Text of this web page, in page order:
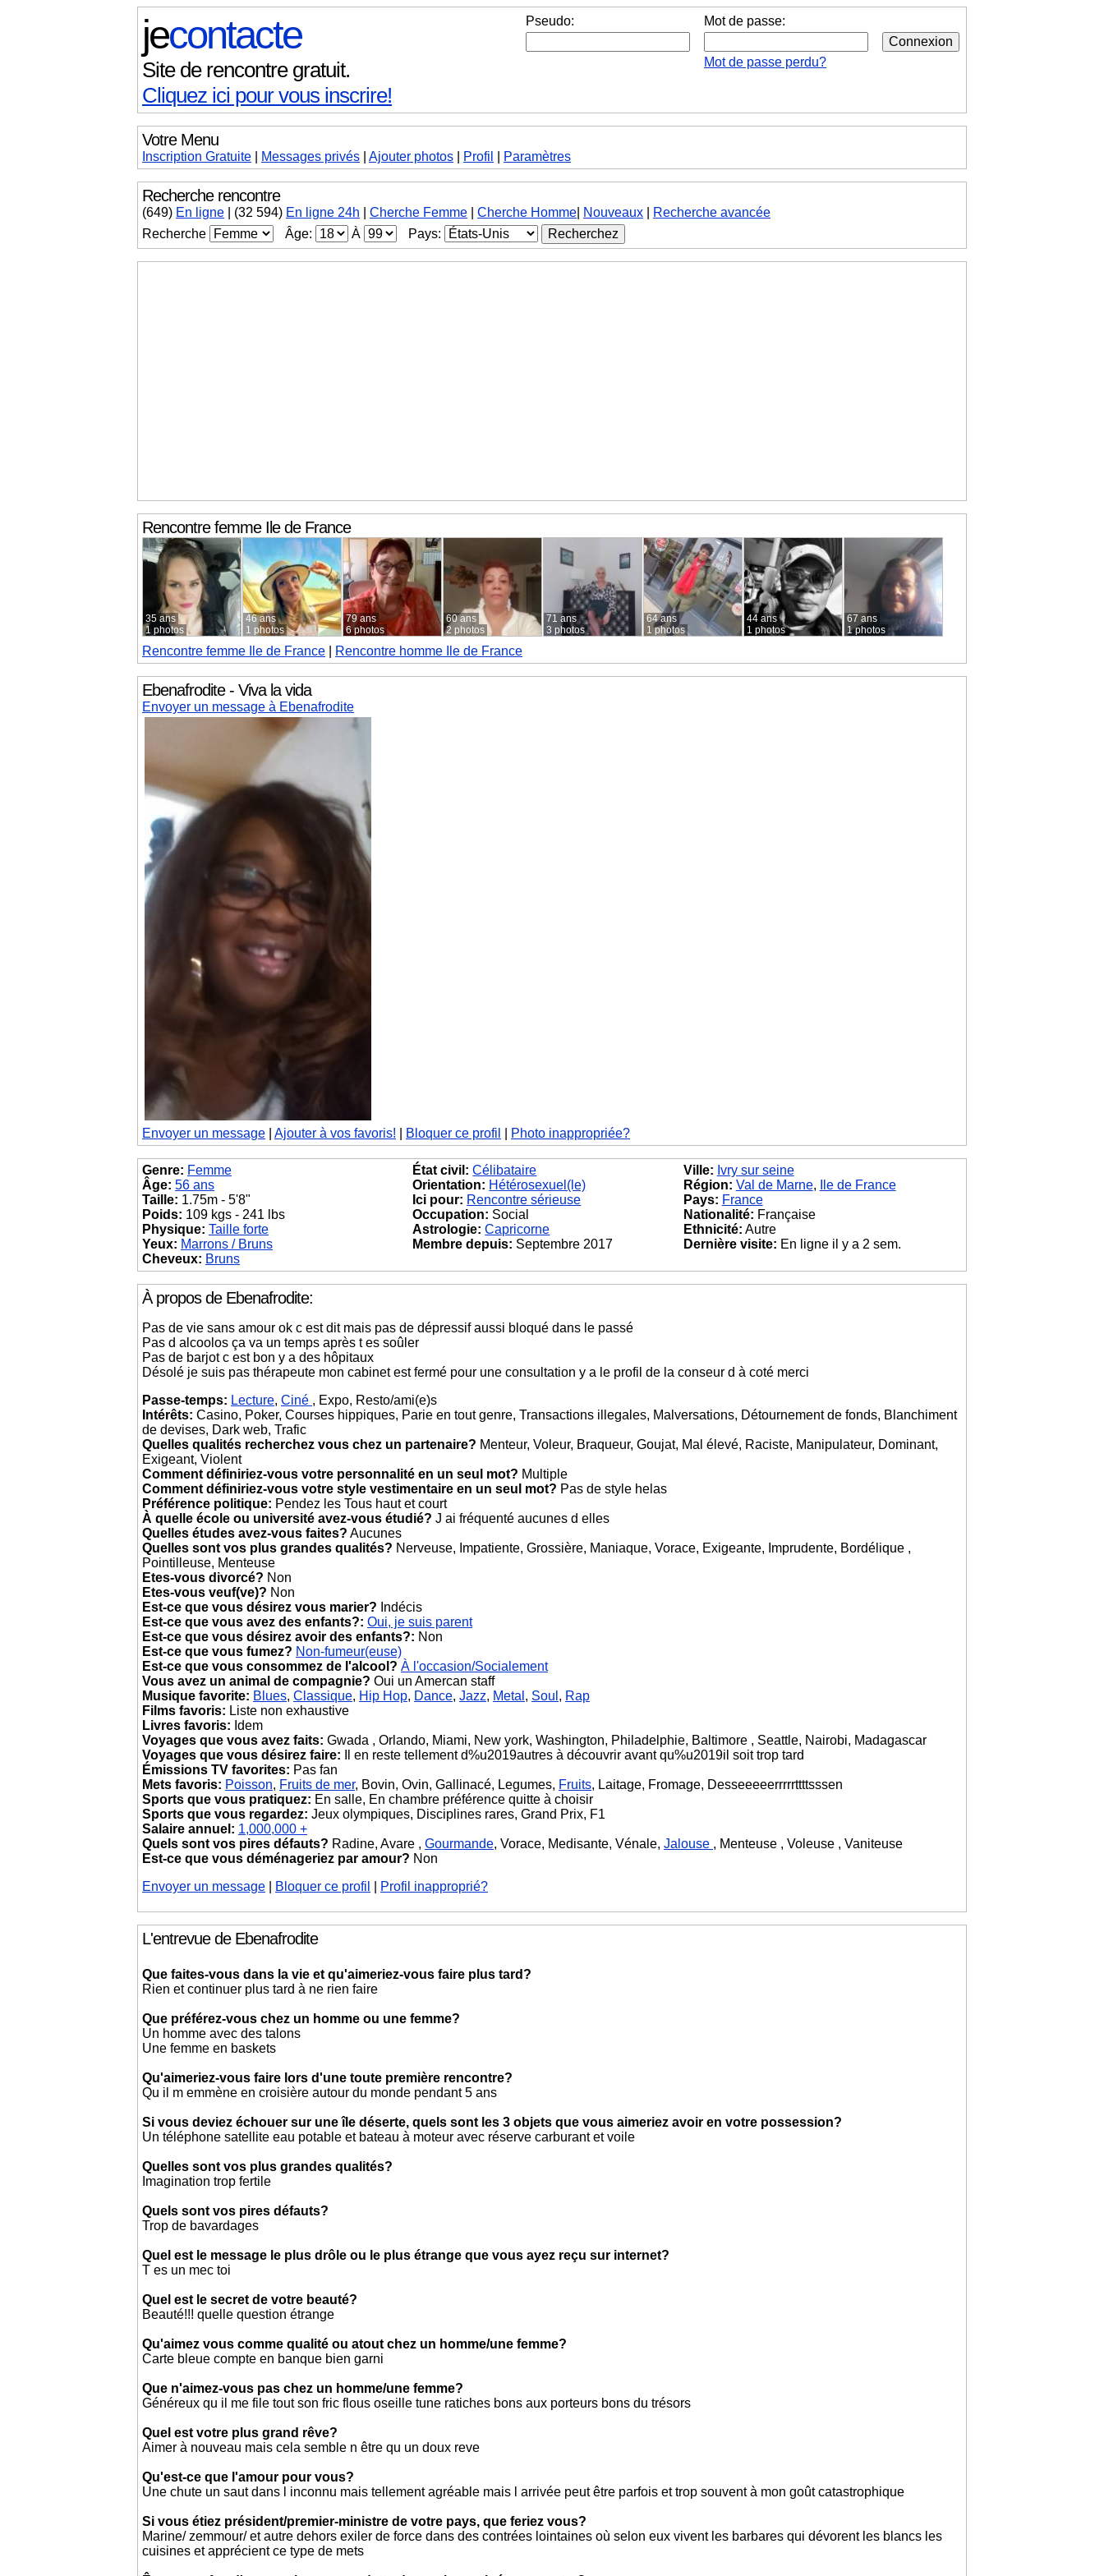
Pseudo: Mot de passe:
Mot de passe perdu?
jecontacte
Site de rencontre gratuit.
Cliquez ici pour vous inscrire!
Votre Menu
Inscription Gratuite Messages privés Ajouter photos Profil Paramètres
Recherche rencontre
(649) En ligne (32 594) En ligne 24h Cherche Femme Cherche Homme Nouveaux
Recherche avancée
Recherche
Âge: À Pays:
Rencontre femmeIle de France
35 ans
1 photos
46 ans
1 photos
79 ans
6 photos
60 ans
2 photos
71 ans
3 photos
64 ans
1 photos
44 ans
1 photos
67 ans
1 photos
Rencontre femme Ile de France Rencontre homme Ile de France
Ebenafrodite - Viva la vida
Envoyer un message à Ebenafrodite
Envoyer un message Ajouter à vos favoris! Bloquer ce profil Photo inappropriée?
Genre: Femme
Âge: 56 ans
Taille: 1.75m - 5'8"
Poids: 109 kgs - 241 lbs
Physique: Taille forte
Yeux: Marrons / Bruns
Cheveux: Bruns
État civil: Célibataire
Orientation: Hétérosexuel(le)
Ici pour: Rencontre sérieuse
Occupation: Social
Astrologie: Capricorne
Membre depuis: Septembre 2017
Ville: Ivry sur seine
Région: Val de Marne,
Ile de France
Pays: France
Nationalité: Française
Ethnicité: Autre
Dernière visite: En ligne il y a 2 sem.
À propos de Ebenafrodite:
Pas de vie sans amour ok c est dit mais pas de dépressif aussi bloqué dans le passé
Pas d alcoolos ça va un temps après t es soûler
Pas de barjot c est bon y a des hôpitaux
Désolé je suis pas thérapeute mon cabinet est fermé pour une consultation y a le profil de la conseur d à coté merci
Passe-temps: Lecture, Ciné , Expo, Resto/ami(e)s
Intérêts: Casino, Poker, Courses hippiques, Parie en tout genre, Transactions illegales, Malversations, Détournement de fonds, Blanchiment
de devises, Dark web, Trafic
Quelles qualités recherchez vous chez un partenaire? Menteur, Voleur, Braqueur, Goujat, Mal élevé, Raciste, Manipulateur, Dominant,
Exigeant, Violent
Comment définiriez-vous votre personnalité en un seul mot? Multiple
Comment définiriez-vous votre style vestimentaire en un seul mot? Pas de style helas
Préférence politique: Pendez les Tous haut et court
À quelle école ou université avez-vous étudié? J ai fréquenté aucunes d elles
Quelles études avez-vous faites? Aucunes
Quelles sont vos plus grandes qualités? Nerveuse, Impatiente, Grossière, Maniaque, Vorace, Exigeante, Imprudente, Bordélique ,
Pointilleuse, Menteuse
Etes-vous divorcé? Non
Etes-vous veuf(ve)? Non
Est-ce que vous désirez vous marier? Indécis
Est-ce que vous avez des enfants?: Oui, je suis parent
Est-ce que vous désirez avoir des enfants?: Non
Est-ce que vous fumez? Non-fumeur(euse)
Est-ce que vous consommez de l'alcool? À l'occasion/Socialement
Vous avez un animal de compagnie? Oui un Amercan staff
Musique favorite: Blues, Classique, Hip Hop, Dance, Jazz, Metal , Soul , Rap
Films favoris: Liste non exhaustive
Livres favoris: Idem
Voyages que vous avez faits: Gwada , Orlando, Miami, New york, Washington, Philadelphie, Baltimore , Seattle, Nairobi, Madagascar
Voyages que vous désirez faire: Il en reste tellement d%u2019autres à découvrir avant qu%u2019il soit trop tard
Émissions TV favorites: Pas fan
Mets favoris: Poisson, Fruits de mer, Bovin, Ovin, Gallinacé, Legumes, Fruits, Laitage, Fromage, Desseeeeerrrrrttttsssen
Sports que vous pratiquez: En salle, En chambre préférence quitte à choisir
Sports que vous regardez: Jeux olympiques, Disciplines rares, Grand Prix, F1
Salaire annuel: 1,000,000 +
Quels sont vos pires défauts? Radine, Avare , Gourmande, Vorace, Medisante, Vénale, Jalouse , Menteuse , Voleuse , Vaniteuse
Est-ce que vous déménageriez par amour? Non
Envoyer un message
Bloquer ce profil Profil inapproprié?
L'entrevue de Ebenafrodite
Que faites-vous dans la vie et qu'aimeriez-vous faire plus tard?
Rien et continuer plus tard à ne rien faire
Que préférez-vous chez un homme ou une femme?
Un homme avec des talons
Une femme en baskets
Qu'aimeriez-vous faire lors d'une toute première rencontre?
Qu il m emmène en croisière autour du monde pendant 5 ans
Si vous deviez échouer sur une île déserte, quels sont les 3 objets que vous aimeriez avoir en votre possession?
Un téléphone satellite eau potable et bateau à moteur avec réserve carburant et voile
Quelles sont vos plus grandes qualités?
Imagination trop fertile
Quels sont vos pires défauts?
Trop de bavardages
Quel est le message le plus drôle ou le plus étrange que vous ayez reçu sur internet?
T es un mec toi
Quel est le secret de votre beauté?
Beauté!!! quelle question étrange
Qu'aimez vous comme qualité ou atout chez un homme/une femme?
Carte bleue compte en banque bien garni
Que n'aimez-vous pas chez un homme/une femme?
Généreux qu il me file tout son fric flous oseille tune ratiches bons aux porteurs bons du trésors
Quel est votre plus grand rêve?
Aimer à nouveau mais cela semble n être qu un doux reve
Qu'est-ce que l'amour pour vous?
Une chute un saut dans l inconnu mais tellement agréable mais l arrivée peut être parfois et trop souvent à mon goût catastrophique
Si vous étiez président/premier-ministre de votre pays, que feriez vous?
Marine/ zemmour/ et autre dehors exiler de force dans des contrées lointaines où selon eux vivent les barbares qui dévorent les blancs les
cuisines et apprécient ce type de mets